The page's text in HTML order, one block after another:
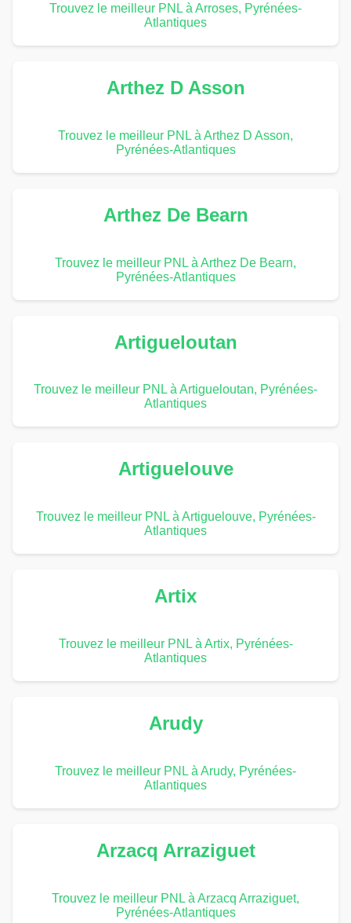
Trouvez le meilleur PNL à Arroses, Pyrénées-
Atlantiques
Arthez D Asson
Trouvez le meilleur PNL à Arthez D Asson,
Pyrénées-Atlantiques
Arthez De Bearn
Trouvez le meilleur PNL à Arthez De Bearn,
Pyrénées-Atlantiques
Artigueloutan
Trouvez le meilleur PNL à Artigueloutan, Pyrénées-
Atlantiques
Artiguelouve
Trouvez le meilleur PNL à Artiguelouve, Pyrénées-
Atlantiques
Artix
Trouvez le meilleur PNL à Artix, Pyrénées-
Atlantiques
Arudy
Trouvez le meilleur PNL à Arudy, Pyrénées-
Atlantiques
Arzacq Arraziguet
Trouvez le meilleur PNL à Arzacq Arraziguet,
Pyrénées-Atlantiques